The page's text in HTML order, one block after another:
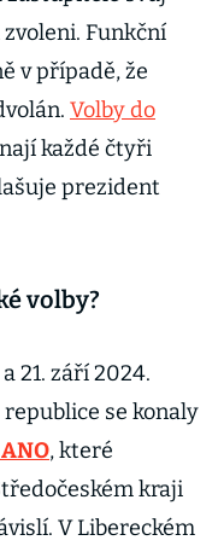
Funkční
v případě, že
Volby do
každé čtyři
prezident
volby?
21. září 2024.
republice se konaly
, které
kraji
V Libereckém